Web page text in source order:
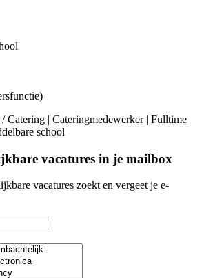
Catering | Cateringmedewerker | Fulltime
school
vacatures in je mailbox
vacatures zoekt en vergeet je e-